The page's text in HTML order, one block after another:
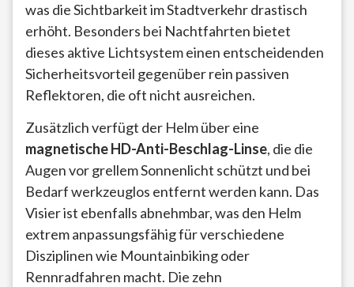
was die Sichtbarkeit im Stadtverkehr drastisch
erhöht. Besonders bei Nachtfahrten bietet
dieses aktive Lichtsystem einen entscheidenden
Sicherheitsvorteil gegenüber rein passiven
Reflektoren, die oft nicht ausreichen.
Zusätzlich verfügt der Helm über eine
magnetische HD-Anti-Beschlag-Linse, die die
Augen vor grellem Sonnenlicht schützt und bei
Bedarf werkzeuglos entfernt werden kann. Das
Visier ist ebenfalls abnehmbar, was den Helm
extrem anpassungsfähig für verschiedene
Disziplinen wie Mountainbiking oder
Rennradfahren macht. Die zehn